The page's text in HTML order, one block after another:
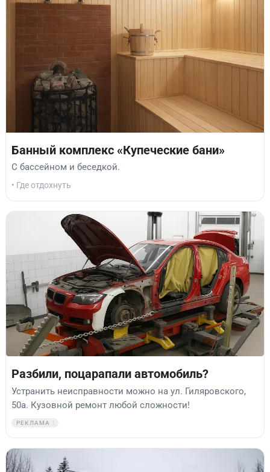
Банный комплекс «Купеческие бани»
С бассейном и беседкой.
• Где отдохнуть
Разбили, поцарапали автомобиль?
Устранить неисправности можно на ул. Гиляровского,
50а. Кузовной ремонт любой сложности!
РЕКЛАМА